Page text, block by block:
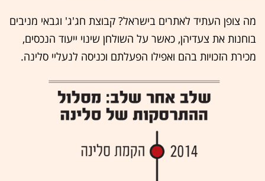
מה צופן העתיד לאתרים בישראל? קבוצת חג'ג' וגבאי מניבים
בוחנות את צעדיהן, כאשר על השולחן שינוי ייעוד הנכסים,
מכירת הזכויות בהם ואפילו הפעלתם וכניסה לנעליי סלינה.